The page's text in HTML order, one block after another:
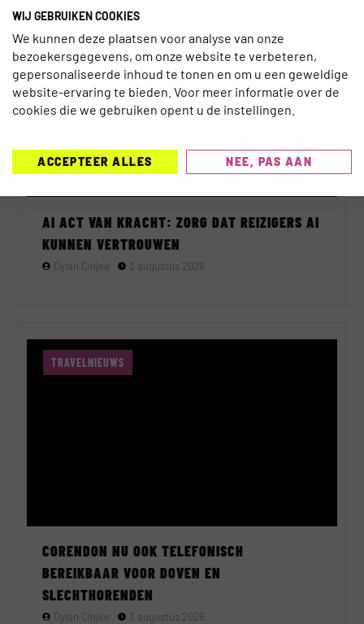
AI
AI ACT VAN KRACHT: ZORG DAT REIZIGERS AI
KUNNEN VERTROUWEN
Dylan Cinjee 3 augustus 2026
TRAVELNIEUWS
CORENDON NU OOK TELEFONISCH
BEREIKBAAR VOOR DOVEN EN
SLECHTHORENDEN
Dylan Cinjee 3 augustus 2026
WIJ GEBRUIKEN COOKIES
We kunnen deze plaatsen voor analyse van onze
bezoekersgegevens, om onze website te verbeteren,
gepersonaliseerde inhoud te tonen en om u een geweldige
website-ervaring te bieden. Voor meer informatie over de
cookies die we gebruiken opent u de instellingen.
ACCEPTEER ALLES NEE, PAS AAN